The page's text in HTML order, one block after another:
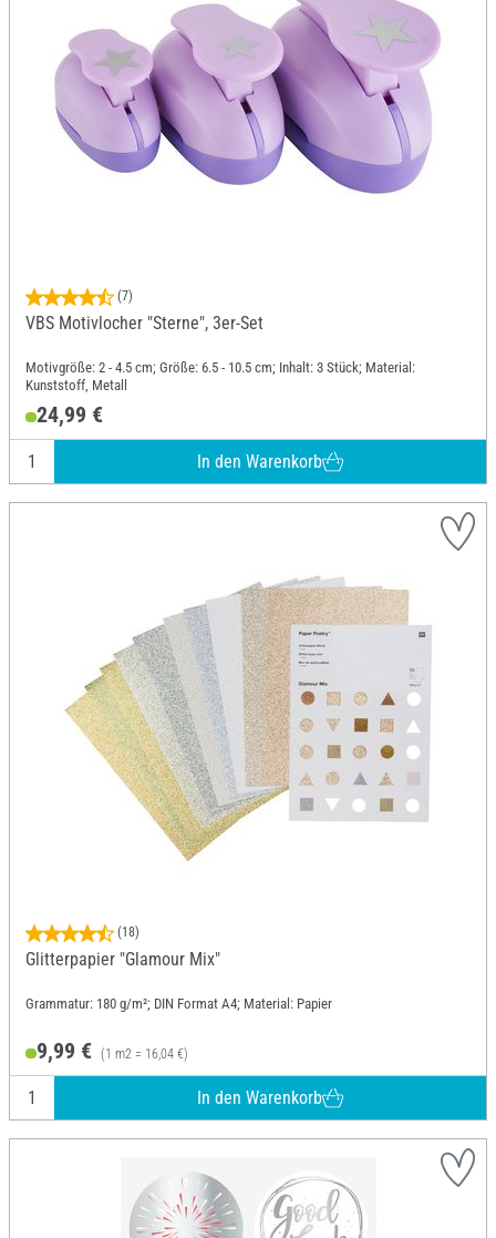
(7)
VBS Motivlocher "Sterne", 3er-Set
Motivgröße: 2 - 4.5 cm; Größe: 6.5 - 10.5 cm; Inhalt: 3 Stück; Material:
Kunststoff, Metall
24,99 €
In den Warenkorb
(18)
Glitterpapier "Glamour Mix"
Grammatur: 180 g/m²; DIN Format A4; Material: Papier
9,99 € (1 m2 = 16,04 €)
In den Warenkorb